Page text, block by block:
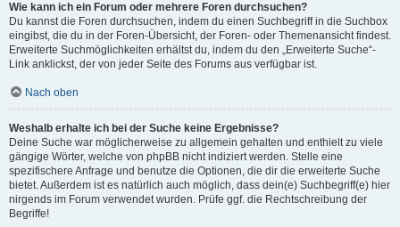
Wie kann ich ein Forum oder mehrere Foren durchsuchen?
Du kannst die Foren durchsuchen, indem du einen Suchbegriff in die Suchbox
eingibst, die du in der Foren-Übersicht, der Foren- oder Themenansicht findest.
Erweiterte Suchmöglichkeiten erhältst du, indem du den „Erweiterte Suche“-
Link anklickst, der von jeder Seite des Forums aus verfügbar ist.
Nach oben
Weshalb erhalte ich bei der Suche keine Ergebnisse?
Deine Suche war möglicherweise zu allgemein gehalten und enthielt zu viele
gängige Wörter, welche von phpBB nicht indiziert werden. Stelle eine
spezifischere Anfrage und benutze die Optionen, die dir die erweiterte Suche
bietet. Außerdem ist es natürlich auch möglich, dass dein(e) Suchbegriff(e) hier
nirgends im Forum verwendet wurden. Prüfe ggf. die Rechtschreibung der
Begriffe!